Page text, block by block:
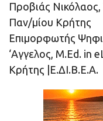
Προβιάς
Παν/μίου Κρήτης
Επιμορφωτής
‘Αγγελος, M.Ed. in
Κρήτης |Ε.ΔΙ.Β.Ε.Α.